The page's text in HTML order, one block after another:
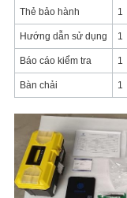
Thẻ bảo hành 1
Hướng dẫn sử dụng 1
Báo cáo kiểm tra 1
Bàn chải 1